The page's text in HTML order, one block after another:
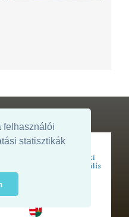
felhasználói
statisztikák